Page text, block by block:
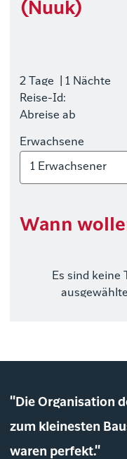
(Nuuk)
2 Tage
| 1 Nächte
Reise-Id:
Abreise ab
Erwachsene
1 Erwachsener
Wann
Es sind keine
"Die Organisation
zum kleinesten
waren perfekt."